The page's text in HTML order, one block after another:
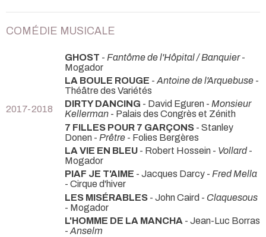
COMÉDIE MUSICALE
GHOST - Fantôme de l'Hôpital / Banquier-
Mogador
LA BOULE ROUGE - Antoine de l'Arquebuse -
Théâtre des Variétés
2017-2018
DIRTY DANCING - David Eguren - Monsieur
Kellerman - Palais des Congrès et Zénith
7 FILLES POUR 7 GARÇONS - Stanley
Donen - Prêtre - Folies Bergères
LA VIE EN BLEU - Robert Hossein - Vollard-
Mogador
PIAF JE T'AIME - Jacques Darcy - Fred Mella
- Cirque d'hiver
LES MISÉRABLES - John Caird - Claquesous
- Mogador
L'HOMME DE LA MANCHA - Jean-Luc Borras
- Anselm